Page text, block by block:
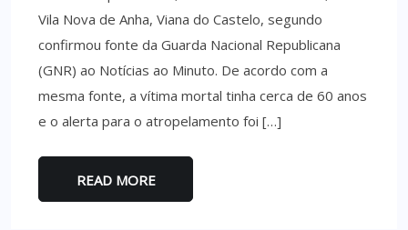
Vila Nova de Anha, Viana do Castelo, segundo
confirmou fonte da Guarda Nacional Republicana
(GNR) ao Notícias ao Minuto. De acordo com a
mesma fonte, a vítima mortal tinha cerca de 60 anos
e o alerta para o atropelamento foi […]
READ MORE